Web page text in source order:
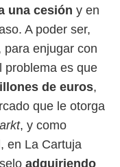
una cesión y en
A poder ser,
enjugar con
problema es que
de euros,
que le otorga
, y como
en La Cartuja
adquiriendo